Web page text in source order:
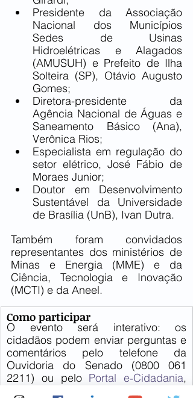
Presidente da Associação
Nacional dos Municípios
Sedes de Usinas
Hidroelétricas e Alagados
(AMUSUH) e Prefeito de Ilha
Solteira (SP), Otávio Augusto
Gomes;
Diretora-presidente da
Agência Nacional de Águas e
Saneamento Básico (Ana),
Verônica Rios;
Especialista em regulação do
setor elétrico, José Fábio de
Moraes Junior;
Doutor em Desenvolvimento
Sustentável da Universidade
de Brasília (UnB), Ivan Dutra.
Também foram convidados
representantes dos ministérios de
Minas e Energia (MME) e da
Ciência, Tecnologia e Inovação
(MCTI) e da Aneel.
Como participar
O evento será interativo: os
cidadãos podem enviar perguntas e
comentários pelo telefone da
Ouvidoria do Senado (0800 061
2211) ou pelo Portal e‑Cidadania,